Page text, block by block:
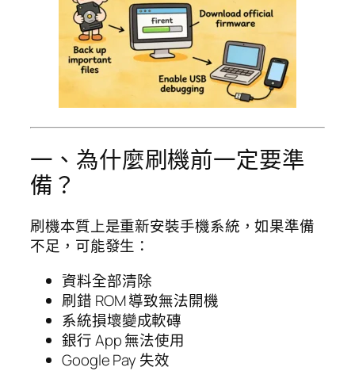
一、為什麼刷機前一定要準
備？
刷機本質上是重新安裝手機系統，如果準備
不足，可能發生：
資料全部清除
刷錯 ROM 導致無法開機
系統損壞變成軟磚
銀行 App 無法使用
Google Pay 失效